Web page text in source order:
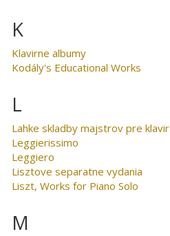
K
Klavirne albumy
Kodály's Educational Works
L
Lahke skladby majstrov pre klavir
Leggierissimo
Leggiero
Lisztove separatne vydania
Liszt, Works for Piano Solo
M